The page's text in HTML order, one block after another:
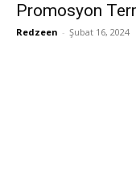
Promosyon
Redzeen - Şubat 16, 2024